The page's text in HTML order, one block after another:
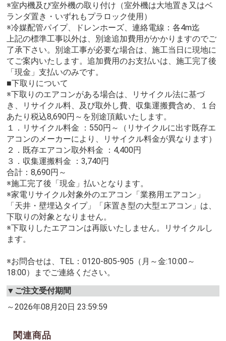
※室内機及び室外機の取り付け（室外機は大地置き又はベ
ランダ置き・いずれもプラロック使用）
※冷媒配管パイプ、ドレンホーズ、連絡電線：各4m迄
上記の標準工事以外は、別途追加費用がかかりますのでご
了承下さい。別途工事が必要な場合は、施工当日に現地に
てご案内いたします。追加費用のお支払いは、施工完了後
「現金」支払いのみです。
■下取りについて
※下取りのエアコンがある場合は、リサイクル法に基づ
き、リサイクル料、及び取外し費、収集運搬費含め、１台
あたり税込8,690円～を別途頂戴いたします。
１．リサイクル料金 ：550円～（リサイクルに出す既存エ
アコンのメーカーにより、リサイクル料金が異なります）
２．既存エアコン取外料金 ：4,400円
３．収集運搬料金 ：3,740円
合計：8,690円～
※施工完了後「現金」払いとなります。
※家電リサイクル対象外のエアコン「業務用エアコン」
「天井・壁埋込タイプ」「床置き型の大型エアコン」は、
下取りの対象となりません。
※下取りしたエアコンは再販いたしません。リサイクルし
ます。
※お問合せは、TEL：0120-805-905（月～金:10:00～
18:00）までご連絡ください。
▼ご注文受付期間
～2026年08月20日 23:59:59
関連商品